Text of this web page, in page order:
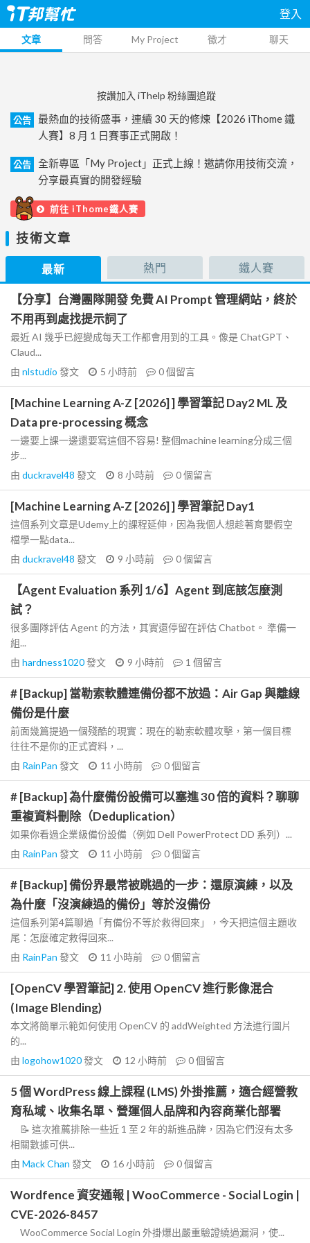
登入
文章 問答 My Project 徵才 聊天
按讚加入 iThelp 粉絲團追蹤
公告
最熱血的技術盛事，連續 30 天的修煉【2026 iThome 鐵
人賽】8 月 1 日賽事正式開啟！
公告
全新專區「My Project」正式上線！邀請你用技術交流，
分享最真實的開發經驗
前往 iThome鐵人賽
技術文章
最新 熱門 鐵人賽
【分享】台灣團隊開發 免費 AI Prompt 管理網站，終於
不用再到處找提示詞了
最近 AI 幾乎已經變成每天工作都會用到的工具。像是 ChatGPT、
Claud...
由 nlstudio 發文 5 小時前 0個留言
[Machine Learning A-Z [2026] ] 學習筆記 Day2 ML 及
Data pre-processing 概念
一邊要上課一邊還要寫這個不容易! 整個machine learning分成三個
步...
由 duckravel48 發文 8 小時前 0個留言
[Machine Learning A-Z [2026] ] 學習筆記 Day1
這個系列文章是Udemy上的課程延伸，因為我個人想趁著育嬰假空
檔學一點data...
由 duckravel48 發文 9 小時前 0個留言
【Agent Evaluation 系列 1/6】Agent 到底該怎麼測
試？
很多團隊評估 Agent 的方法，其實還停留在評估 Chatbot。 準備一
組...
由 hardness1020發文 9 小時前 1 個留言
# [Backup] 當勒索軟體連備份都不放過：Air Gap 與離線
備份是什麼
前面幾篇提過一個殘酷的現實：現在的勒索軟體攻擊，第一個目標
往往不是你的正式資料，...
由 RainPan 發文 11 小時前 0個留言
# [Backup] 為什麼備份設備可以塞進 30 倍的資料？聊聊
重複資料刪除（Deduplication）
如果你看過企業級備份設備（例如 Dell PowerProtect DD 系列）...
由 RainPan 發文 11 小時前 0個留言
# [Backup] 備份界最常被跳過的一步：還原演練，以及
為什麼「沒演練過的備份」等於沒備份
這個系列第4篇聊過「有備份不等於救得回來」，今天把這個主題收
尾：怎麼確定救得回來...
由 RainPan 發文 11 小時前 0個留言
[OpenCV 學習筆記] 2. 使用 OpenCV 進行影像混合
(Image Blending)
本文將簡單示範如何使用 OpenCV 的 addWeighted 方法進行圖片
的...
由 logohow1020發文 12 小時前 0個留言
5 個 WordPress 線上課程 (LMS) 外掛推薦，適合經營教
育私域、收集名單、營運個人品牌和內容商業化部署
📝 這次推薦排除一些近 1 至 2 年的新進品牌，因為它們沒有太多
相關數據可供...
由 Mack Chan 發文 16 小時前 0個留言
Wordfence 資安通報 | WooCommerce - Social Login |
CVE-2026-8457
WooCommerce Social Login 外掛爆出嚴重驗證繞過漏洞，使...